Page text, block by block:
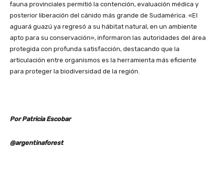
fauna provinciales permitió la contención, evaluación médica y
posterior liberación del cánido más grande de Sudamérica. «El
aguará guazú ya regresó a su hábitat natural, en un ambiente
apto para su conservación», informaron las autoridades del área
protegida con profunda satisfacción, destacando que la
articulación entre organismos es la herramienta más eficiente
para proteger la biodiversidad de la región.
Por Patricia Escobar
@argentinaforest